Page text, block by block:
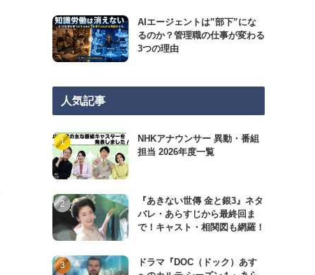
AIエージェントは”部下”にな
るのか？管理職の仕事が変わる
3つの理由
人気記事
NHKアナウンサー 異動・番組
担当 2026年度一覧
『あきない世傳 金と銀3』ネタ
バレ・あらすじから最終回ま
で！キャスト・相関図も網羅！
ドラマ『DOC（ドック）あす